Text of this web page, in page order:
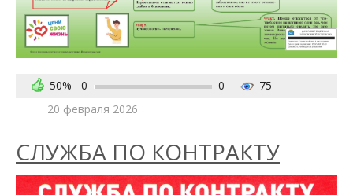
50% 0 0
75
20 февраля 2026
СЛУЖБА ПО КОНТРАКТУ